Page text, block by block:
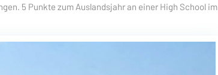
5 Punkte zum Auslandsjahr an einer High School im